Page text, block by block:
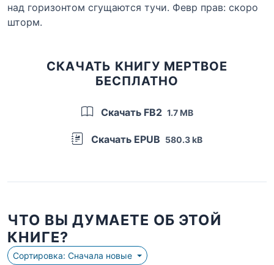
над горизонтом сгущаются тучи. Февр прав: скоро
шторм.
СКАЧАТЬ КНИГУ МЕРТВОЕ
БЕСПЛАТНО
Скачать FB2 1.7 MB
Скачать EPUB 580.3 kB
ЧТО ВЫ ДУМАЕТЕ ОБ ЭТОЙ
КНИГЕ?
Сортировка: Сначала новые